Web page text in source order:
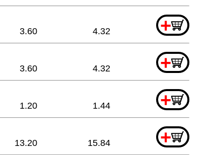
+
3.60 4.32
+
3.60 4.32
+
1.20 1.44
+
13.20 15.84